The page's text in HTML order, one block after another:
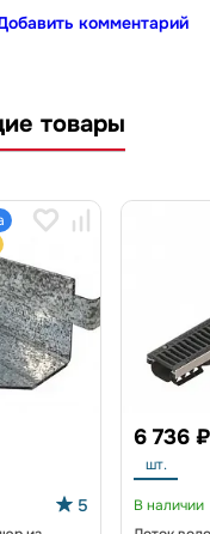
комментарий
товары
5
6 736 ₽
шт.
В наличии